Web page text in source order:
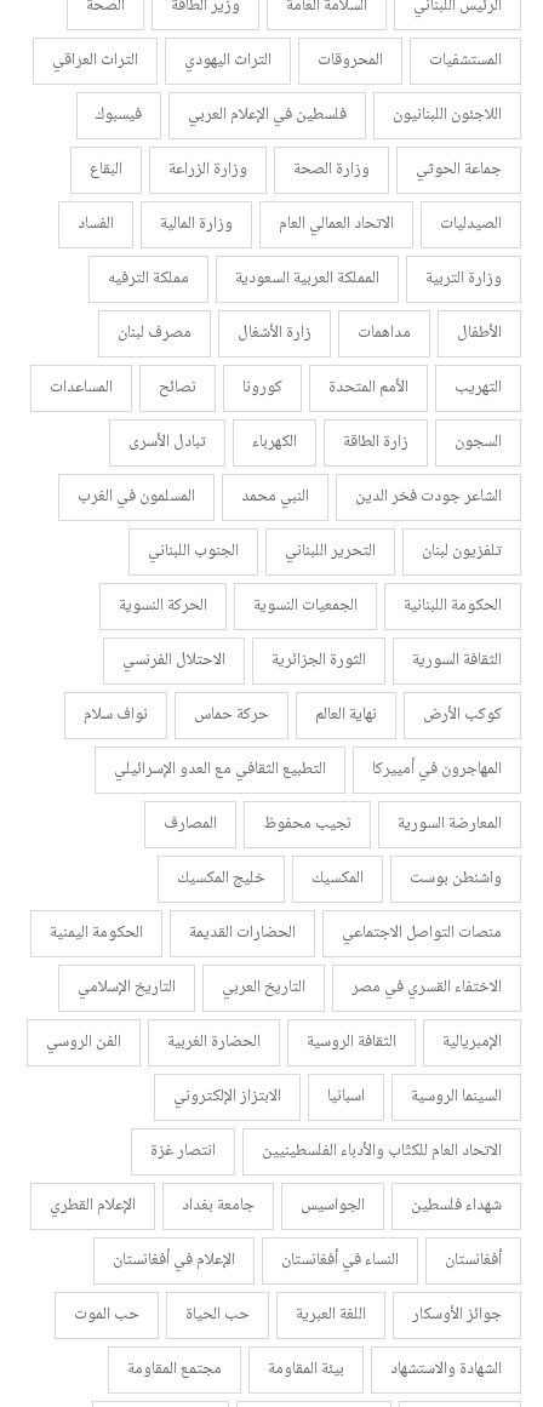
المستشفيات
المحروقات التراث اليهودي
التراث العراقي
اللاجئون اللبنانيون
فلسطين في الإعلام العربي
فيسبوك
جماعة الحوثي
وزارة الصحة وزارة الزراعة
البقاع
الصيدليات
الاتحاد العمالي العام وزارة المالية
الفساد
وزارة التربية
المملكة العربية السعودية
مملكة الترفيه
الأطفال
مداهمات زارة الأشغال
مصرف لبنان
التهريب
الأمم المتحدة كورونا نصائح
المساعدات
السجون
زارة الطاقة الكهرباء
تبادل الأسرى
الشاعر جودت فخر الدين
النبي محمد
المسلمون في الغرب
تلفزيون لبنان
التحرير اللبناني
الجنوب اللبناني
الحكومة اللبنانية
الجمعيات النسوية
الحركة النسوية
الثقافة السورية
الثورة الجزائرية
الاحتلال الفرنسي
كوكب الأرض
نهاية العالم حركة حماس
نواف سلام
المهاجرون في أمييركا
التطبيع الثقافي مع العدو الإسرائيلي
المعارضة السورية
نجيب محفوظ
المصارف
واشنطن بوست
المكسيك
خليج المكسيك
منصات التواصل الاجتماعي
الحضارات القديمة
الحكومة اليمنية
الاختفاء القسري في مصر
التاريخ العربي
التاريخ الإسلامي
الإمبريالية
الثقافة الروسية الحضارة الغربية
الفن الروسي
السينما الروسية
اسبانيا
الابتزاز الإلكتروني
الاتحاد العام للكتّاب والأدباء الفلسطينيين
انتصار غزة
شهداء فلسطين
الجواسيس جامعة بغداد
الإعلام القطري
أفغانستان
النساء في أفغانستان
الإعلام في أفغانستان
جوائز الأوسكار
اللغة العبرية حب الحياة
حب الموت
الشهادة والاستشهاد
بيئة المقاومة
مجتمع المقاومة